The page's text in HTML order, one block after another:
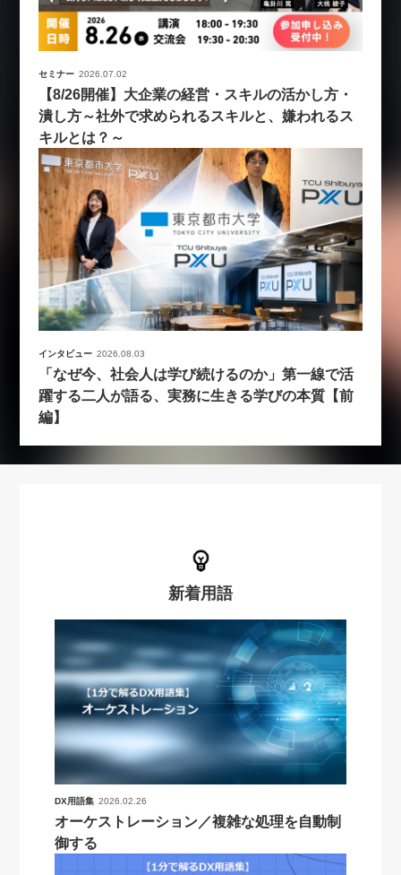
セミナー 2026.07.02
【8/26開催】大企業の経営・スキルの活かし方・
潰し方～社外で求められるスキルと、嫌われるス
キルとは？～
インタビュー 2026.08.03
「なぜ今、社会人は学び続けるのか」第一線で活
躍する二人が語る、実務に生きる学びの本質【前
編】
新着用語
DX用語集 2026.02.26
オーケストレーション／複雑な処理を自動制
御する